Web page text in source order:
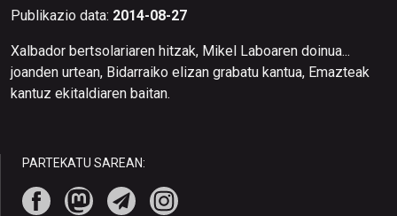
Publikazio data: 2014-08-27
Xalbador bertsolariaren hitzak, Mikel Laboaren doinua...
joanden urtean, Bidarraiko elizan grabatu kantua, Emazteak
kantuz ekitaldiaren baitan.
PARTEKATU SAREAN: